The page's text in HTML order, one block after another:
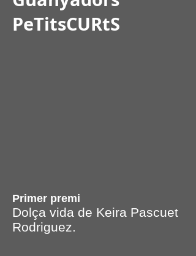
PeTitsCURtS
Primer premi
Dolça vida de Keira Pascuet
Rodriguez.